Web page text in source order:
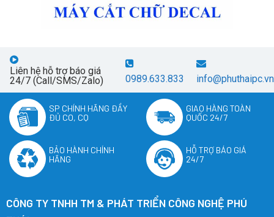
Liên hệ hỗ trợ báo giá
24/7 (Call/SMS/Zalo)
0989.633.833 info@phuthaipc.vn
SP CHÍNH HÃNG ĐẦY
ĐỦ CO, CQ
GIAO HÀNG TOÀN
QUỐC 24/7
BẢO HÀNH CHÍNH
HÃNG
HỖ TRỢ BÁO GIÁ
24/7
CÔNG TY TNHH TM & PHÁT TRIỂN CÔNG NGHỆ PHÚ